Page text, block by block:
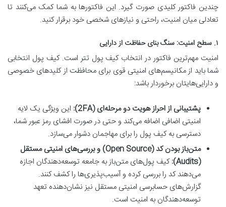
چندین فاکتور کلیدی صورت گیرد. این فاکتورها به شما کمک می‌کنند تا
تعادلی میان امنیت، راحتی و نیازهای شخصی خود برقرار کنید.
۱. سطح امنیت: سنگ بنای حفاظت از دارایی
امنیت مهم‌ترین فاکتور در انتخاب کیف پول تتر است. کیف پول انتخابی
شما باید از مکانیسم‌های امنیتی قوی برای محافظت از کلیدهای خصوصی
و دارایی‌هایتان برخوردار باشد:
پشتیبانی از احراز هویت دو مرحله‌ای (2FA):
این ویژگی یک لایه
امنیتی اضافی اضافه می‌کند و حتی در صورت افشای رمز عبور شما،
دسترسی به کیف پول را برای مهاجمان دشوار می‌سازد.
متن‌باز بودن کد (Open Source) و بررسی‌های امنیتی مستقل
(Audits):
کیف پول‌های متن‌باز به جامعه توسعه‌دهندگان اجازه
می‌دهند کد را بررسی کرده و آسیب‌پذیری‌ها را کشف کنند.
گزارش‌های حسابرسی امنیتی مستقل نیز نشان‌دهنده تعهد
توسعه‌دهندگان به امنیت است.